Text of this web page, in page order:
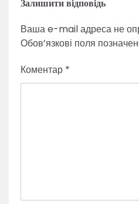
Залишити відповідь
Ваша e-mail адреса не
Обов’язкові поля
Коментар *